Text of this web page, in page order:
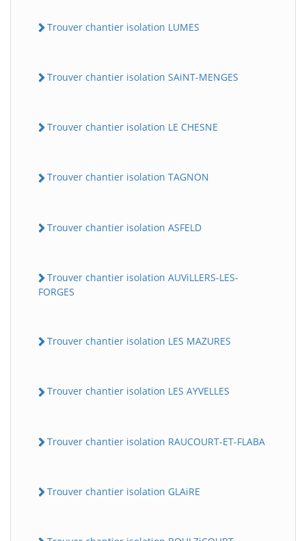
Trouver chantier isolation LUMES
Trouver chantier isolation SAiNT-MENGES
Trouver chantier isolation LE CHESNE
Trouver chantier isolation TAGNON
Trouver chantier isolation ASFELD
Trouver chantier isolation AUViLLERS-LES-
FORGES
Trouver chantier isolation LES MAZURES
Trouver chantier isolation LES AYVELLES
Trouver chantier isolation RAUCOURT-ET-FLABA
Trouver chantier isolation GLAiRE